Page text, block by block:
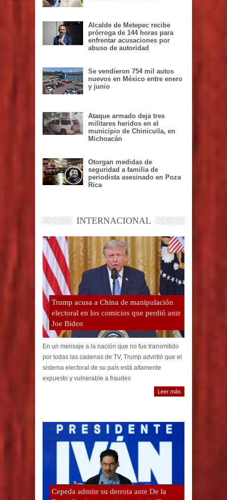
Alcalde de Metepec recibe
prórroga de 144 horas para
enfrentar acusaciones por
abuso de autoridad
Se vendieron 754 mil autos
nuevos en México entre enero
y junio
Ataque armado deja tres
militares heridos en el
municipio de Chinicuila, en
Michoacán
Otorgan medidas de
seguridad a familia de
periodista asesinado en Poza
Rica
INTERNACIONAL
Trump acusa a China de manipulación
electoral en los comicios que perdió ante
Joe Biden
En un mensaje a la nación que no fue transmitido
por todas las cadenas de TV, Trump advirtió que el
sistema electoral de su país está altamente
expuesto y vulnerable a fraudes
Leer más
Cepeda admite su derrota ante De la